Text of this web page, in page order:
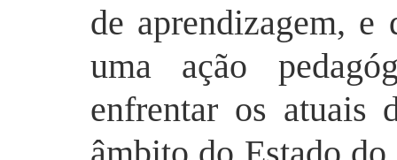
de aprendizagem,
uma ação
enfrentar os atuais